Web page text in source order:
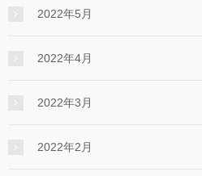
2022年5月
2022年4月
2022年3月
2022年2月